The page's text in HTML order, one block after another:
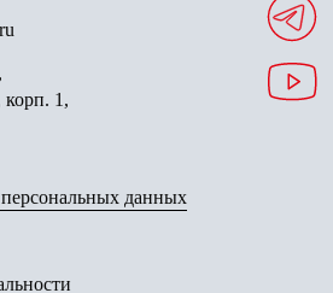
корп. 1,
данных